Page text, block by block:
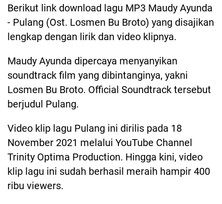
Berikut link download lagu MP3 Maudy Ayunda
- Pulang (Ost. Losmen Bu Broto) yang disajikan
lengkap dengan lirik dan video klipnya.
Maudy Ayunda dipercaya menyanyikan
soundtrack film yang dibintanginya, yakni
Losmen Bu Broto. Official Soundtrack tersebut
berjudul Pulang.
Video klip lagu Pulang ini dirilis pada 18
November 2021 melalui YouTube Channel
Trinity Optima Production. Hingga kini, video
klip lagu ini sudah berhasil meraih hampir 400
ribu viewers.